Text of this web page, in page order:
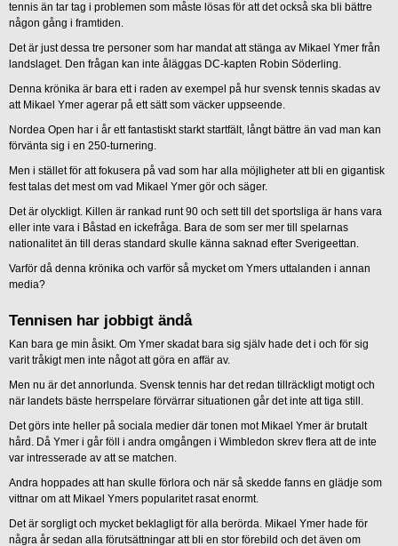
tennis än tar tag i problemen som måste lösas för att det också ska bli bättre
någon gång i framtiden.
Det är just dessa tre personer som har mandat att stänga av Mikael Ymer från
landslaget. Den frågan kan inte åläggas DC-kapten Robin Söderling.
Denna krönika är bara ett i raden av exempel på hur svensk tennis skadas av
att Mikael Ymer agerar på ett sätt som väcker uppseende.
Nordea Open har i år ett fantastiskt starkt startfält, långt bättre än vad man kan
förvänta sig i en 250-turnering.
Men i stället för att fokusera på vad som har alla möjligheter att bli en gigantisk
fest talas det mest om vad Mikael Ymer gör och säger.
Det är olyckligt. Killen är rankad runt 90 och sett till det sportsliga är hans vara
eller inte vara i Båstad en ickefråga. Bara de som ser mer till spelarnas
nationalitet än till deras standard skulle känna saknad efter Sverigeettan.
Varför då denna krönika och varför så mycket om Ymers uttalanden i annan
media?
Tennisen har jobbigt ändå
Kan bara ge min åsikt. Om Ymer skadat bara sig själv hade det i och för sig
varit tråkigt men inte något att göra en affär av.
Men nu är det annorlunda. Svensk tennis har det redan tillräckligt motigt och
när landets bäste herrspelare förvärrar situationen går det inte att tiga still.
Det görs inte heller på sociala medier där tonen mot Mikael Ymer är brutalt
hård. Då Ymer i går föll i andra omgången i Wimbledon skrev flera att de inte
var intresserade av att se matchen.
Andra hoppades att han skulle förlora och när så skedde fanns en glädje som
vittnar om att Mikael Ymers popularitet rasat enormt.
Det är sorgligt och mycket beklagligt för alla berörda. Mikael Ymer hade för
några år sedan alla förutsättningar att bli en stor förebild och det även om